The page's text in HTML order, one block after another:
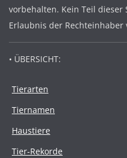
vorbehalten. Kein Teil
Erlaubnis der
• ÜBERSICHT:
Tierarten
Tiernamen
Haustiere
Tier-Rekorde